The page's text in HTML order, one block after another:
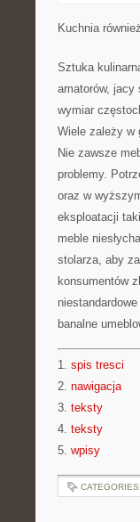
Kuchnia
Sztuka
amatorów, jacy
wymiar
Wiele zależy w
Nie zawsze
problemy.
oraz w
eksploatacji
meble
stolarza, aby
konsumentów
banalne
1. spis tresci
2. nawigacja
3. teksty
4. teksty
5. wpisy
CATEGORIES: